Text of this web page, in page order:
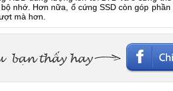
nhớ. Hơn nữa, ổ cứng SSD còn góp
mà hơn.